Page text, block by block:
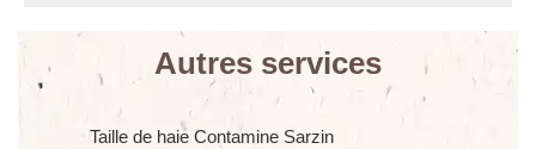
Autres services
Taille de haie Contamine Sarzin